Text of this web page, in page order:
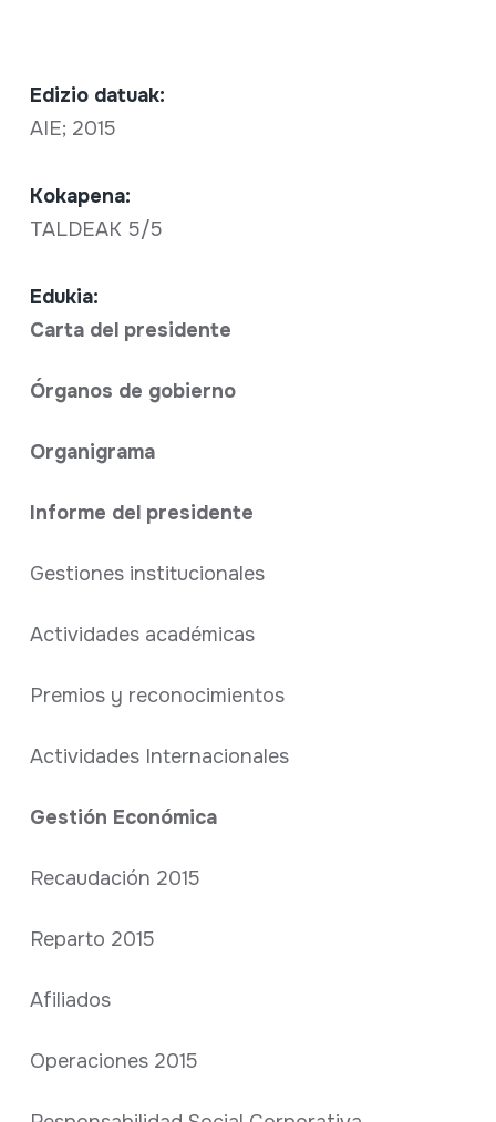
Edizio datuak:
AIE; 2015
Kokapena:
TALDEAK 5/5
Edukia:
Carta del presidente
Órganos de gobierno
Organigrama
Informe del presidente
Gestiones institucionales
Actividades académicas
Premios y reconocimientos
Actividades Internacionales
Gestión Económica
Recaudación 2015
Reparto 2015
Afiliados
Operaciones 2015